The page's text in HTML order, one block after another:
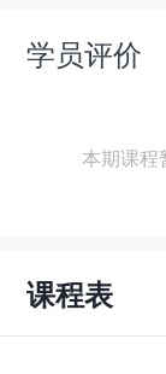
学员评价
本期课程
课程表